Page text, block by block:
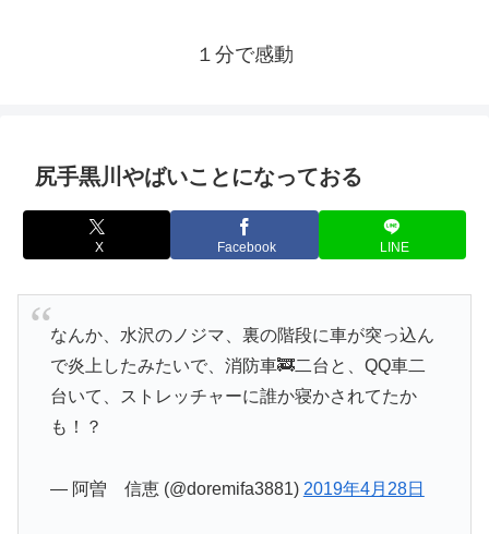
１分で感動
尻手黒川やばいことになっておる
X Facebook LINE
なんか、水沢のノジマ、裏の階段に車が突っ込ん
で炎上したみたいで、消防車🚒二台と、QQ車二
台いて、ストレッチャーに誰か寝かされてたか
も！？
— 阿曽 信恵 (@doremifa3881) 2019年4月28日